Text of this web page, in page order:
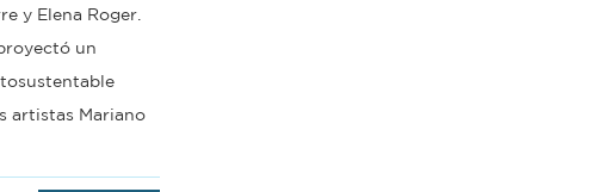
y Elena Roger.
un
artistas Mariano